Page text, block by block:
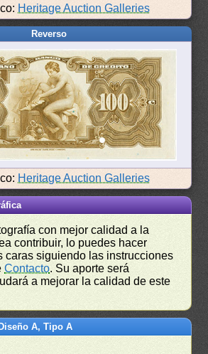
Heritage Auction Galleries
Reverso
Heritage Auction Galleries
con mejor calidad a la
contribuir, lo puedes hacer
caras siguiendo las instrucciones
Contacto. Su aporte será
a mejorar la calidad de este
A, Tipo A